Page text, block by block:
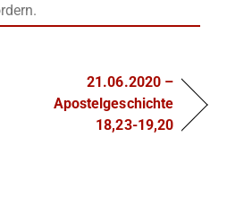
21.06.2020 –
Apostelgeschichte
18,23-19,20